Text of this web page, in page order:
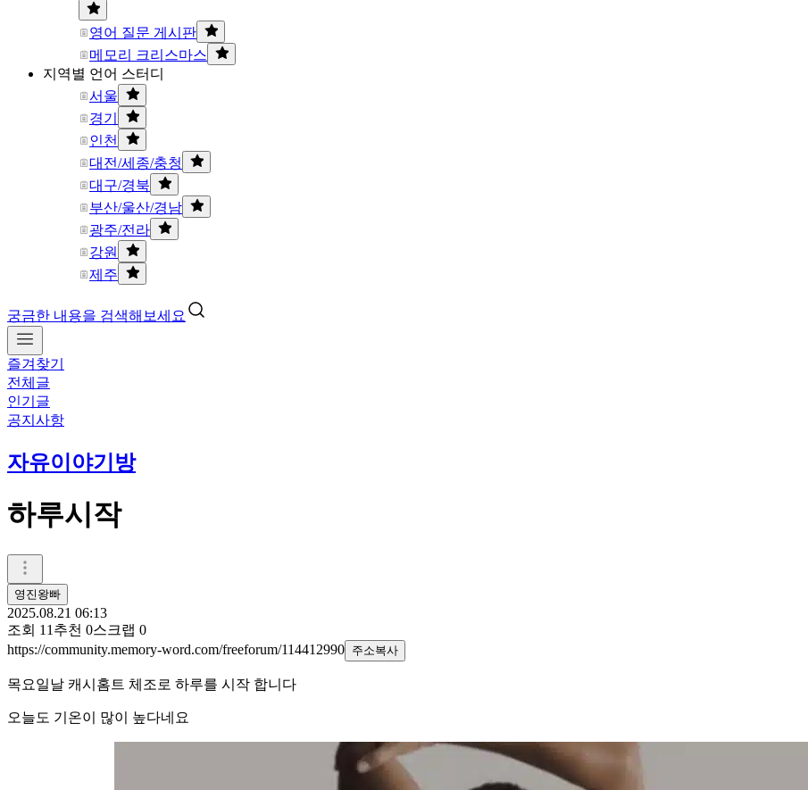
영어 질문 게시판
메모리 크리스마스
지역별 언어 스터디
서울
경기
인천
대전/세종/충청
대구/경북
부산/울산/경남
광주/전라
강원
제주
궁금한 내용을 검색해보세요
즐겨찾기
전체글
인기글
공지사항
자유이야기방
하루시작
영진왕빠
2025.08.21 06:13
조회 11 추천 0스크랩 0
https://community.memory-word.com/freeforum/114412990 주소복사
목요일날 캐시홈트 체조로 하루를 시작 합니다
오늘도 기온이 많이 높다네요